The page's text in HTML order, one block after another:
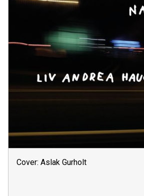
Cover: Aslak Gurholt